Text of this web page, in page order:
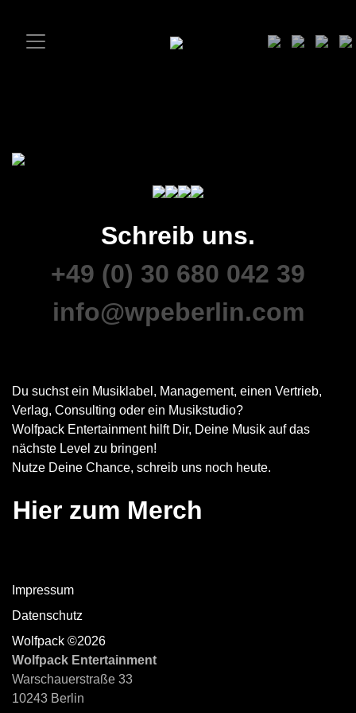
Schreib uns.
+49 (0) 30 680 042 39
info@wpeberlin.com
Du suchst ein Musiklabel, Management, einen Vertrieb,
Verlag, Consulting oder ein Musikstudio?
Wolfpack Entertainment hilft Dir, Deine Musik auf das
nächste Level zu bringen!
Nutze Deine Chance, schreib uns noch heute.
Hier zum Merch
Impressum
Datenschutz
Wolfpack ©2026
Wolfpack Entertainment
Warschauerstraße 33
10243 Berlin